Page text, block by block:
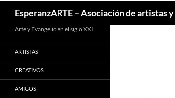
EsperanzARTE – Asociación de artistas
Arte y Evangelio en el siglo XXI
ARTISTAS
CREATIVOS
AMIGOS